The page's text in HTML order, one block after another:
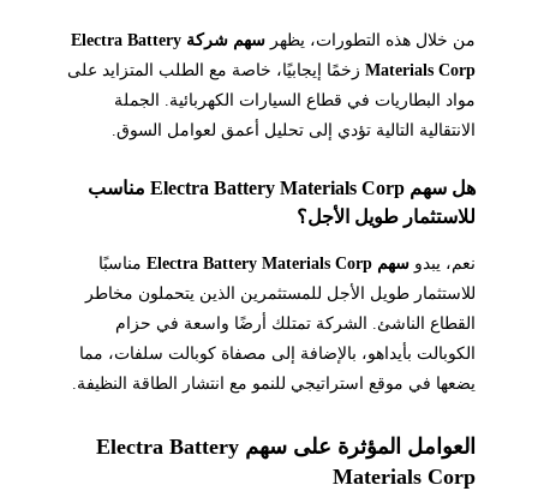
من خلال هذه التطورات، يظهر
سهم شركة Electra Battery
Materials Corpزخمًا إيجابيًا، خاصة مع الطلب المتزايد على
مواد البطاريات في قطاع السيارات الكهربائية. الجملة
الانتقالية التالية تؤدي إلى تحليل أعمق لعوامل السوق.
هل سهم Electra Battery Materials Corp مناسب
للاستثمار طويل الأجل؟
نعم، يبدو سهم Electra Battery Materials Corp
مناسبًا
للاستثمار طويل الأجل للمستثمرين الذين يتحملون مخاطر
القطاع الناشئ. الشركة تمتلك أرضًا واسعة في حزام
الكوبالت بأيداهو، بالإضافة إلى مصفاة كوبالت سلفات، مما
يضعها في موقع استراتيجي للنمو مع انتشار الطاقة النظيفة.
العوامل المؤثرة على سهم Electra Battery
Materials Corp